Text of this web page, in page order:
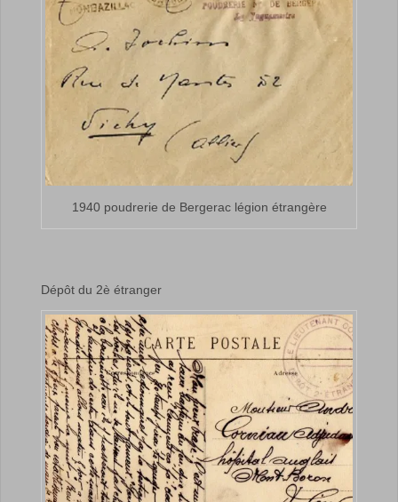
1940 poudrerie de Bergerac légion étrangère
Dépôt du 2è étranger